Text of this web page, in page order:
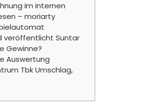
im internen
– moriarty
veröffentlicht Suntar
Gewinne?
Auswertung
Tbk Umschlag,